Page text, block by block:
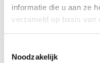
informatie die u aan ze
verzameld op basis van
Noodzakelijk
Zaterdag 13 augustus,
Dinsdag 16 augustus,